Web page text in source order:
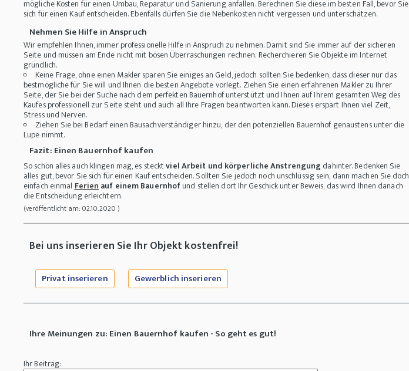
mögliche Kosten für einen Umbau, Reparatur und Sanierung anfallen. Berechnen Sie diese im besten Fall, bevor Sie
sich für einen Kauf entscheiden. Ebenfalls dürfen Sie die Nebenkosten nicht vergessen und unterschätzen.
Nehmen Sie Hilfe in Anspruch
Wir empfehlen Ihnen, immer professionelle Hilfe in Anspruch zu nehmen. Damit sind Sie immer auf der sicheren
Seite und müssen am Ende nicht mit bösen Überraschungen rechnen. Recherchieren Sie Objekte im Internet
gründlich.
Keine Frage, ohne einen Makler sparen Sie einiges an Geld, jedoch sollten Sie bedenken, dass dieser nur das
bestmögliche für Sie will und Ihnen die besten Angebote vorlegt. Ziehen Sie einen erfahrenen Makler zu Ihrer
Seite, der Sie bei der Suche nach dem perfekten Bauernhof unterstützt und Ihnen auf Ihrem gesamten Weg des
Kaufes professionell zur Seite steht und auch all Ihre Fragen beantworten kann. Dieses erspart Ihnen viel Zeit,
Stress und Nerven.
Ziehen Sie bei Bedarf einen Bausachverständiger hinzu, der den potenziellen Bauernhof genaustens unter die
Lupe nimmt.
Fazit: Einen Bauernhof kaufen
So schön alles auch klingen mag, es stecktviel Arbeit und körperliche Anstrengung dahinter. Bedenken Sie
alles gut, bevor Sie sich für einen Kauf entscheiden. Sollten Sie jedoch noch unschlüssig sein, dann machen Sie doch
einfach einmalFerienauf einem Bauernhofund stellen dort Ihr Geschick unter Beweis, das wird Ihnen danach
die Entscheidung erleichtern.
(veröffentlicht am: 02.10.2020 )
Bei uns inserieren Sie Ihr Objekt kostenfrei!
Privat inserieren Gewerblich inserieren
Ihre Meinungen zu: Einen Bauernhof kaufen - So geht es gut!
Ihr Beitrag: